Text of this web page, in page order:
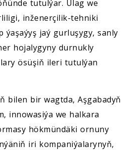
tutulýar. Ulag we
inženerçilik-tehniki
ýaşaýyş jaý gurluşygy, sanly
hojalygyny durnukly
ösüşiň ileri tutulýan
bilen bir wagtda, Aşgabadyň
innowasiýa we halkara
hökmündäki ornuny
iri kompaniýalarynyň,